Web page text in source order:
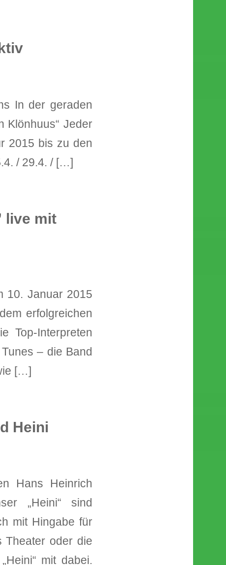
In der geraden
Klönhuus“ Jeder
2015 bis zu den
/ 29.4. / […]
live mit
10. Januar 2015
erfolgreichen
Top-Interpreten
– die Band
[…]
Heini
Hans Heinrich
„Heini“ sind
mit Hingabe für
Theater oder die
mit dabei.